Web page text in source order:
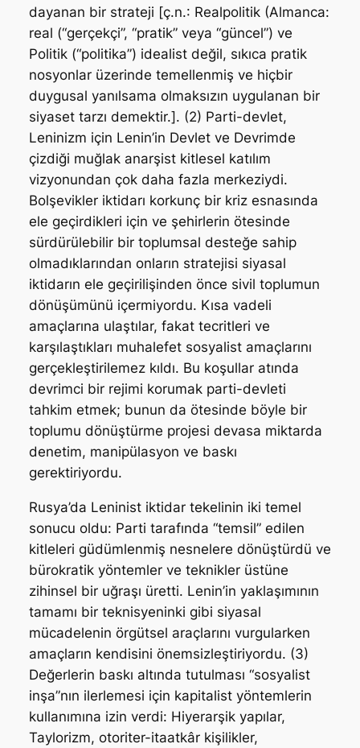
dayanan bir strateji [ç.n.: Realpolitik (Almanca:
real (“gerçekçi”, “pratik” veya “güncel”) ve
Politik (“politika”) idealist değil, sıkıca pratik
nosyonlar üzerinde temellenmiş ve hiçbir
duygusal yanılsama olmaksızın uygulanan bir
siyaset tarzı demektir.]. (2) Parti-devlet,
Leninizm için Lenin’in Devlet ve Devrimde
çizdiği muğlak anarşist kitlesel katılım
vizyonundan çok daha fazla merkeziydi.
Bolşevikler iktidarı korkunç bir kriz esnasında
ele geçirdikleri için ve şehirlerin ötesinde
sürdürülebilir bir toplumsal desteğe sahip
olmadıklarından onların stratejisi siyasal
iktidarın ele geçirilişinden önce sivil toplumun
dönüşümünü içermiyordu. Kısa vadeli
amaçlarına ulaştılar, fakat tecritleri ve
karşılaştıkları muhalefet sosyalist amaçlarını
gerçekleştirilemez kıldı. Bu koşullar atında
devrimci bir rejimi korumak parti-devleti
tahkim etmek; bunun da ötesinde böyle bir
toplumu dönüştürme projesi devasa miktarda
denetim, manipülasyon ve baskı
gerektiriyordu.
Rusya’da Leninist iktidar tekelinin iki temel
sonucu oldu: Parti tarafında “temsil” edilen
kitleleri güdümlenmiş nesnelere dönüştürdü ve
bürokratik yöntemler ve teknikler üstüne
zihinsel bir uğraşı üretti. Lenin’in yaklaşımının
tamamı bir teknisyeninki gibi siyasal
mücadelenin örgütsel araçlarını vurgularken
amaçların kendisini önemsizleştiriyordu. (3)
Değerlerin baskı altında tutulması “sosyalist
inşa”nın ilerlemesi için kapitalist yöntemlerin
kullanımına izin verdi: Hiyerarşik yapılar,
Taylorizm, otoriter-itaatkâr kişilikler,